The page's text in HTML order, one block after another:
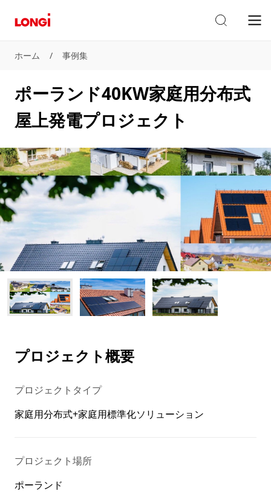
ホーム / 事例集
ポーランド40KW家庭用分布式
屋上発電プロジェクト
プロジェクト概要
プロジェクトタイプ
家庭用分布式+家庭用標準化ソリューション
プロジェクト場所
ポーランド